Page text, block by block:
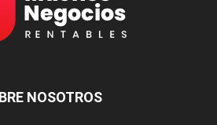
NOSOTROS